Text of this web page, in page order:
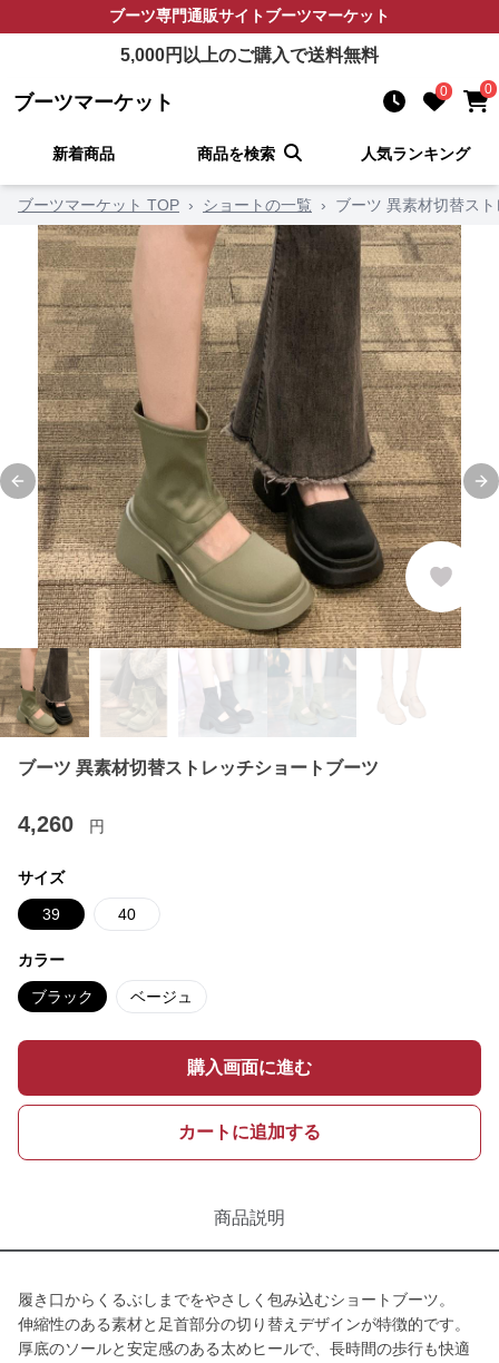
ブーツ専門通販サイトブーツマーケット
5,000円以上のご購入で送料無料
ブーツマーケット 0 0
新着商品 商品を検索 人気ランキング
ブーツマーケット TOP › ショートの一覧 › ブーツ 異素材切替ス
Previous slide
ブーツ 異素材切替ストレッチショートブーツ
4,260 円
サイズ
39 40
カラー
ブラック ベージュ
購入画面に進む
カートに追加する
商品説明
履き口からくるぶしまでをやさしく包み込むショートブーツ。
伸縮性のある素材と足首部分の切り替えデザインが特徴的です。
厚底のソールと安定感のある太めヒールで、長時間の歩行も快適